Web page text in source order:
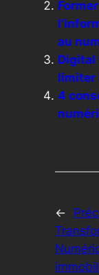
au
Digital
limiter
4
←